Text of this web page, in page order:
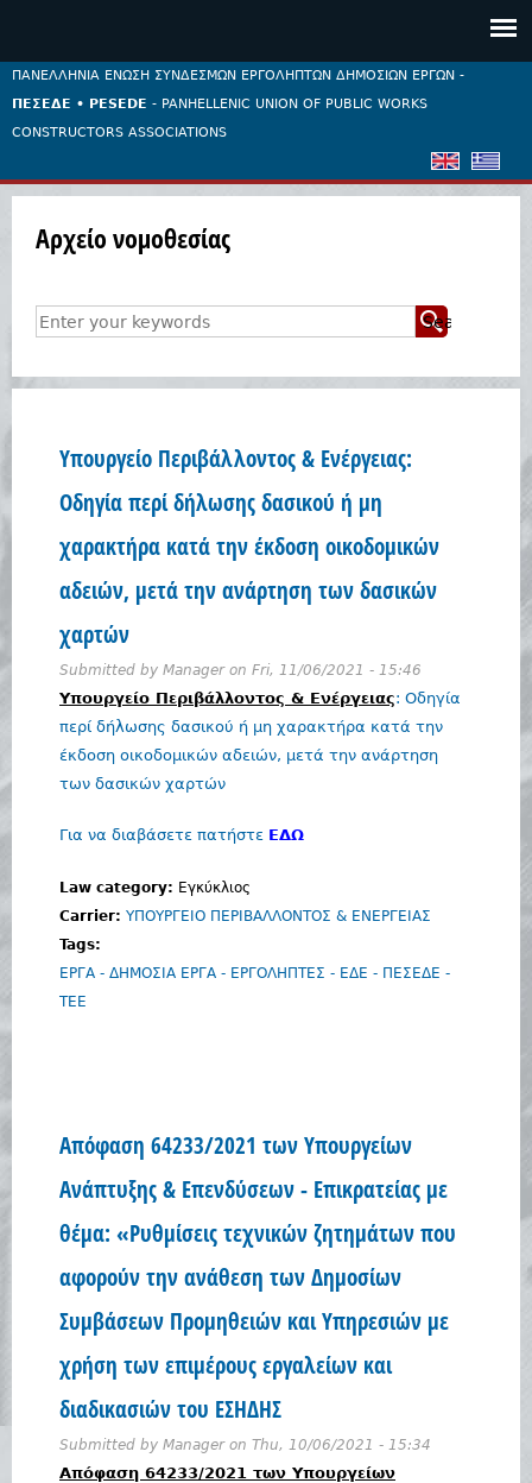
ΠΑΝΕΛΛΗΝΙΑ ΕΝΩΣΗ ΣΥΝΔΕΣΜΩΝ ΕΡΓΟΛΗΠΤΩΝ ΔΗΜΟΣΙΩΝ ΕΡΓΩΝ -
ΠΕΣΕΔΕ • PESEDE - PANHELLENIC UNION OF PUBLIC WORKS
CONSTRUCTORS ASSOCIATIONS
Αρχείο νομοθεσίας
E
t
Υπουργείο Περιβάλλοντος & Ενέργειας:
Οδηγία περί δήλωσης δασικού ή μη
χαρακτήρα κατά την έκδοση οικοδομικών
αδειών, μετά την ανάρτηση των δασικών
χαρτών
Submitted by Manageron Fri, 11/06/2021 - 15:46
Υπουργείο Περιβάλλοντος & Ενέργειας: Οδηγία
περί δήλωσης δασικού ή μη χαρακτήρα κατά την
έκδοση οικοδομικών αδειών, μετά την ανάρτηση
των δασικών χαρτών
Για να διαβάσετε πατήστε ΕΔΩ
Law category: Εγκύκλιος
Carrier: ΥΠΟΥΡΓΕΙΟ ΠΕΡΙΒΑΛΛΟΝΤΟΣ & ΕΝΕΡΓΕΙΑΣ
Tags:
ΕΡΓΑ - ΔΗΜΟΣΙΑ ΕΡΓΑ - ΕΡΓΟΛΗΠΤΕΣ - ΕΔΕ - ΠΕΣΕΔΕ -
ΤΕΕ
Απόφαση 64233/2021 των Υπουργείων
Ανάπτυξης & Επενδύσεων - Επικρατείας με
θέμα: «Ρυθμίσεις τεχνικών ζητημάτων που
αφορούν την ανάθεση των Δημοσίων
Συμβάσεων Προμηθειών και Υπηρεσιών με
χρήση των επιμέρους εργαλείων και
διαδικασιών του ΕΣΗΔΗΣ
Submitted by Manageron Thu, 10/06/2021 - 15:34
Απόφαση 64233/2021 των Υπουργείων